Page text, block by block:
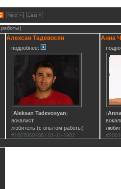
Next » Last »
Алексан Тадевосян
подробнее:
(Aleksan Tadevosyan)
вокалист
любитель (с опытом работы)
#1007060408 | 01-11-1982
Анна
(